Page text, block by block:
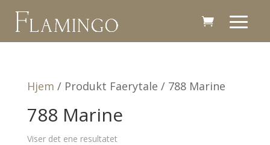
Hjem / Produkt Faerytale / 788 Marine
788 Marine
Viser det ene resultatet